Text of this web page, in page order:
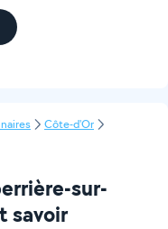
Côte-d'Or
sur-
savoir